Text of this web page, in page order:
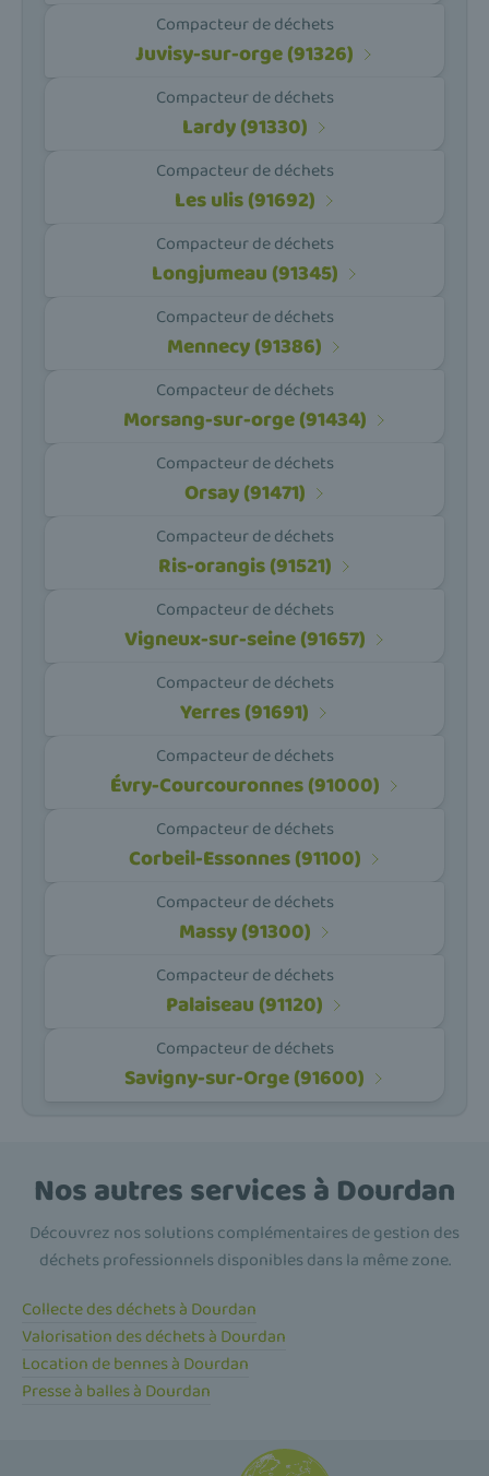
Compacteur de déchets
Juvisy-sur-orge (91326)
Compacteur de déchets
Lardy (91330)
Compacteur de déchets
Les ulis (91692)
Compacteur de déchets
Longjumeau (91345)
Compacteur de déchets
Mennecy (91386)
Compacteur de déchets
Morsang-sur-orge (91434)
Compacteur de déchets
Orsay (91471)
Compacteur de déchets
Ris-orangis (91521)
Compacteur de déchets
Vigneux-sur-seine (91657)
Compacteur de déchets
Yerres (91691)
Compacteur de déchets
Évry-Courcouronnes (91000)
Compacteur de déchets
Corbeil-Essonnes (91100)
Compacteur de déchets
Massy (91300)
Compacteur de déchets
Palaiseau (91120)
Compacteur de déchets
Savigny-sur-Orge (91600)
Nos autres services à Dourdan
Découvrez nos solutions complémentaires de gestion des
déchets professionnels disponibles dans la même zone.
Collecte des déchets à Dourdan
Valorisation des déchets à Dourdan
Location de bennes à Dourdan
Presse à balles à Dourdan